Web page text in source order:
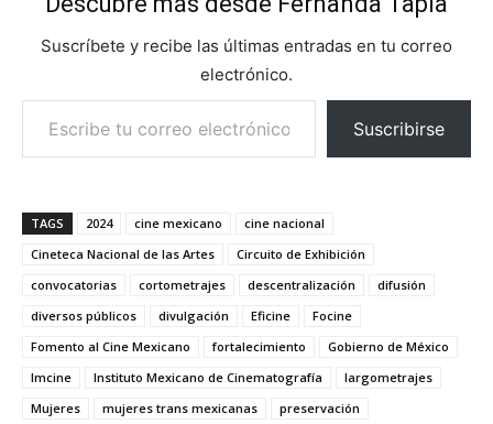
Suscríbete y recibe las últimas entradas en tu correo
electrónico.
Escribe tu correo electrónico…
Suscribirse
TAGS 2024 cine mexicano
cine nacional
Cineteca Nacional de las Artes
Circuito de Exhibición
convocatorias
cortometrajes descentralización
difusión
diversos públicos
divulgación Eficine
Focine
Fomento al Cine Mexicano
fortalecimiento
Gobierno de México
Imcine
Instituto Mexicano de Cinematografía
largometrajes
Mujeres
mujeres trans mexicanas
preservación